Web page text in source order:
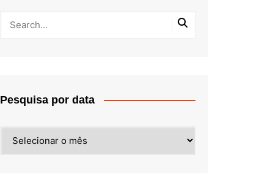
Pesquisa por data
por